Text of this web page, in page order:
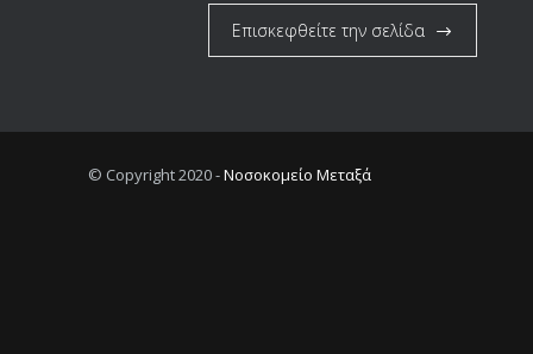
Επισκεφθείτε την σελίδα
© Copyright 2020 -Νοσοκομείο Μεταξά